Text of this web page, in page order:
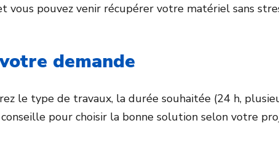
vous pouvez venir récupérer votre matériel sans
demande
le type de travaux, la durée souhaitée (24 h,
pour choisir la bonne solution selon votre